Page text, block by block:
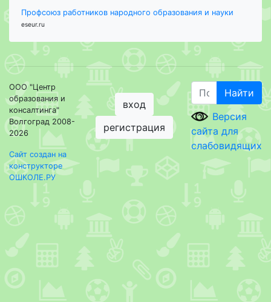
Профсоюз работников народного образования и науки
eseur.ru
ООО "Центр
образования и
консалтинга"
Волгоград 2008-
2026
Сайт создан на
конструкторе
ОШКОЛЕ.РУ
вход
регистрация
Найти
Версия
сайта для
слабовидящих